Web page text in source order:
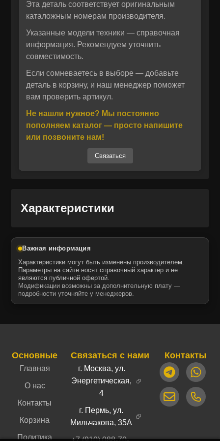
Отправить
Политика конфиденциальности
Отправить
Даю своё согласие на обработку персональных данных.
Политика конфиденциальности
Эта деталь соответствует оригинальным
каталожным номерам производителя.
Указанные модели техники — справочная
информация. Рекомендуем уточнить
совместимость.
Если сомневаетесь в выборе — добавьте
деталь в корзину, и наш менеджер поможет
вам проверить артикул.
Не нашли нужное? Мы постоянно
пополняем каталог — просто напишите
или позвоните нам!
Связаться
Характеристики
Важная информация
Характеристики могут быть изменены производителем.
Параметры на сайте носят справочный характер и не
являются публичной офертой.
Модификации возможны за дополнительную плату —
подробности уточняйте у менеджеров.
Основные
Главная
О нас
Контакты
Корзина
Политика
Связаться с нами
г. Москва, ул.
Энергетическая,
4
г. Пермь, ул.
Мильчакова, 35А
Контакты